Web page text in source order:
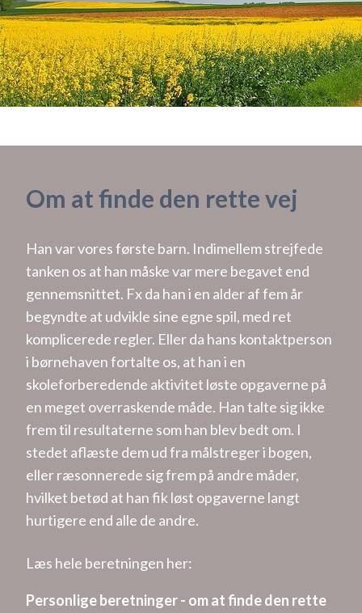
Om at finde den rette vej
Han var vores første barn. Indimellem strejfede
tanken os at han måske var mere begavet end
gennemsnittet. Fx da han i en alder af fem år
begyndte at udvikle sine egne spil, med ret
komplicerede regler. Eller da hans kontaktperson
i børnehaven fortalte os, at han i en
skoleforberedende aktivitet løste opgaverne på
en meget overraskende måde. Han talte sig ikke
frem til resultaterne som han blev bedt om. I
stedet aflæste dem ud fra målstreger i bogen,
eller ræsonnerede sig frem på andre måder,
hvilket betød at han fik løst opgaverne langt
hurtigere end alle de andre.
Læs hele beretningen her:
Personlige beretninger - om at finde den rette